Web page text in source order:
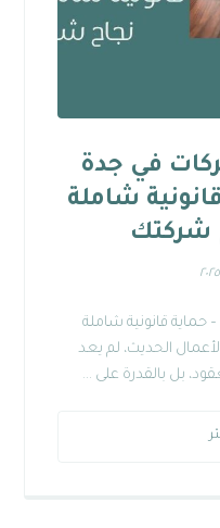
في جدة
قانونية شاملة
شركتك
قانونية شاملة
الحديث، لم يعد
بل بالقدرة على ...